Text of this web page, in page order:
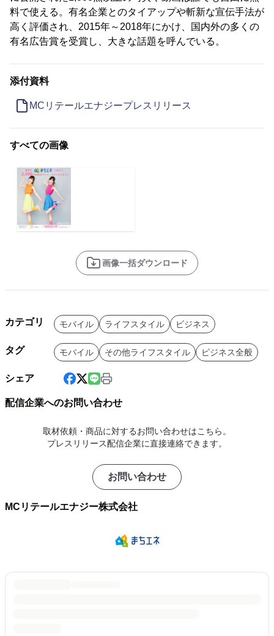
料で使える。有名企業とのタイアップや斬新な宣伝手法が
高く評価され、2015年～2018年にかけ、国内外の多くの
有名広告賞を受賞し、大きな話題を呼んでいる。
添付資料
MCリテールエナジープレスリリース
すべての画像
画像一括ダウンロード
カテゴリ モバイル ライフスタイル ビジネス
タグ モバイル その他ライフスタイル ビジネス全般
シェア
配信企業へのお問い合わせ
取材依頼・商品に対するお問い合わせはこちら。
プレスリリース配信企業に直接連絡できます。
お問い合わせ
MCリテールエナジー株式会社